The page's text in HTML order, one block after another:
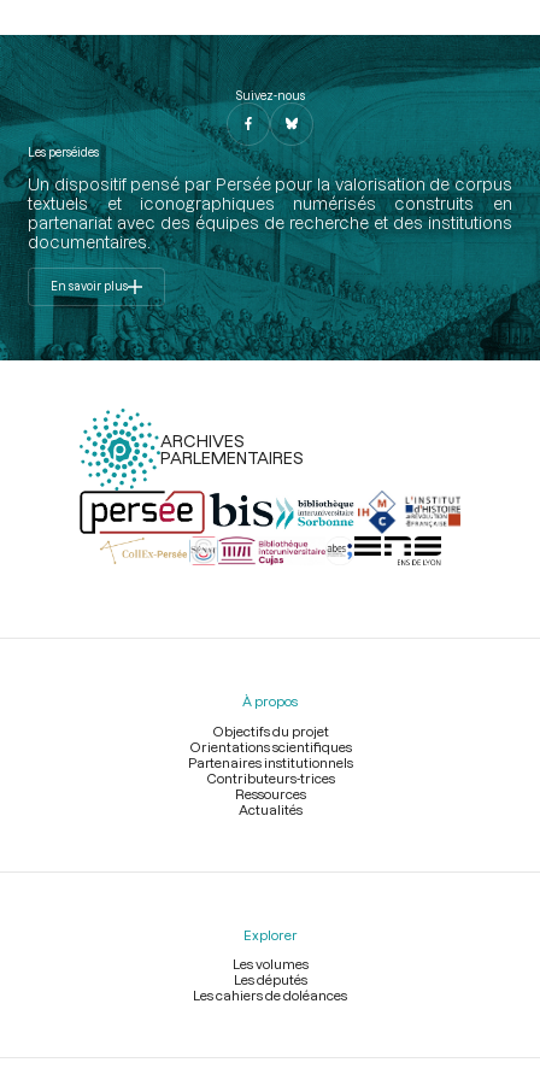
Suivez-nous
Les perséides
Un dispositif pensé par Persée pour la valorisation de corpus
textuels et iconographiques numérisés construits en
partenariat avec des équipes de recherche et des institutions
documentaires.
En savoir plus
ARCHIVES
PARLEMENTAIRES
Menu
À propos
Objectifs du projet
Orientations scientifiques
Partenaires institutionnels
Contributeurs-trices
Ressources
Actualités
Explorer
Les volumes
Les députés
Les cahiers de doléances